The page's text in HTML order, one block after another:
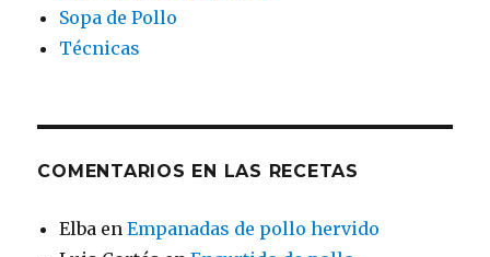
Sopa de Pollo
Técnicas
COMENTARIOS EN LAS RECETAS
Elba enEmpanadas de pollo hervido